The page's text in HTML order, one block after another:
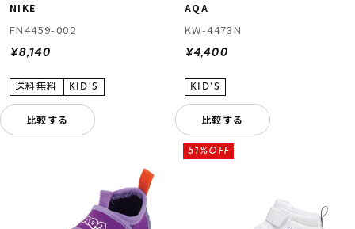
NIKE
FN4459-002
¥8,140
比較する
AQA
KW-4473N
¥4,400
比較する
51%OFF